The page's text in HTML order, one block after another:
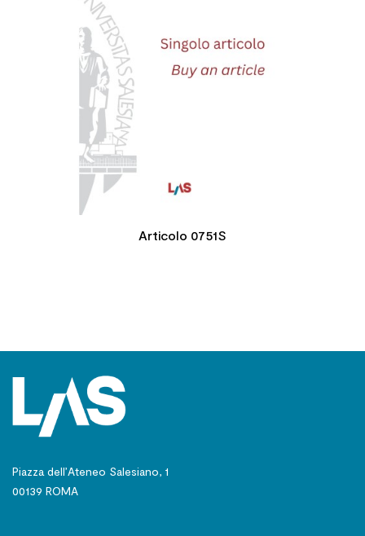
Articolo 0751S
Piazza dell’Ateneo Salesiano, 1
00139 ROMA